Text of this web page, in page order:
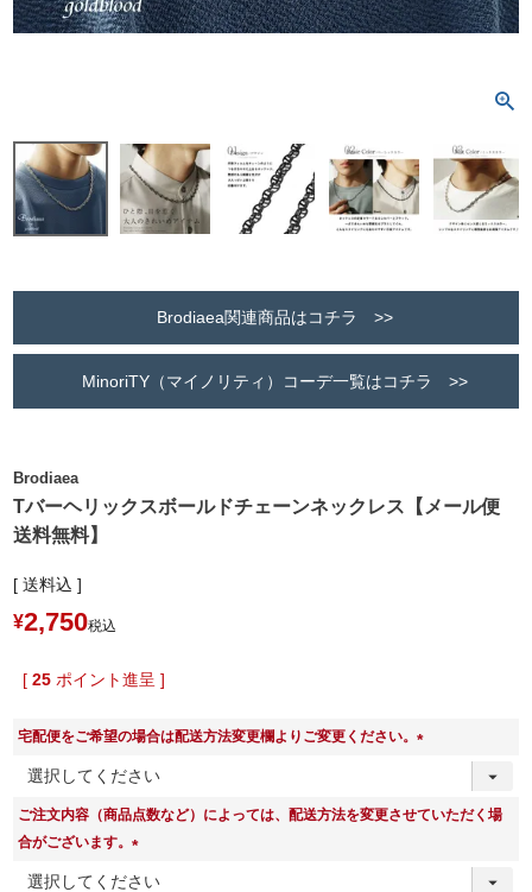
Brodiaea関連商品はコチラ >>
MinoriTY（マイノリティ）コーデ一覧はコチラ >>
Brodiaea
Tバーヘリックスボールドチェーンネックレス【メール便
送料無料】
送料込
¥2,750税込
[ 25 ポイント進呈 ]
宅配便をご希望の場合は配送方法変更欄よりご変更ください。
須
ご注文内容（商品点数など）によっては、配送方法を変更させていただく場
合がございます。
(